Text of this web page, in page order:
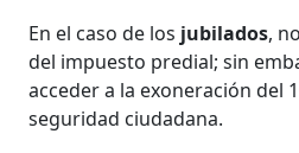
En el caso de los jubilados,
del impuesto predial; sin
acceder a la exoneración del
seguridad ciudadana.